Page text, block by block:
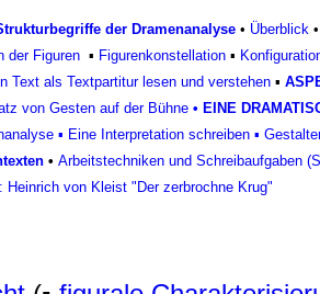
der Dramenanalyse • Überblick •
der Figuren ▪ Figurenkonstellation ▪ Konfiguratio
Text als Textpartitur lesen und verstehen ▪
von Gesten auf der Bühne • EINE
▪ Eine Interpretation schreiben ▪
• Arbeitstechniken und Schreibaufgaben
von Kleist "Der zerbrochne Krug"